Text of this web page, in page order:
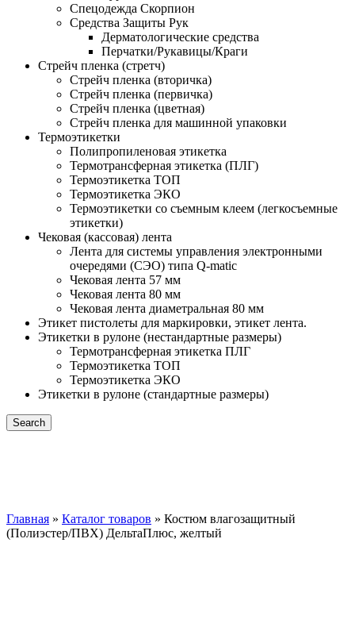
Спецодежда Скорпион
Средства Защиты Рук
Дерматологические средства
Перчатки/Рукавицы/Краги
Стрейч пленка (стретч)
Стрейч пленка (вторичка)
Стрейч пленка (первичка)
Стрейч пленка (цветная)
Стрейч пленка для машинной упаковки
Термоэтикетки
Полипропиленовая этикетка
Термотрансферная этикетка (ПЛГ)
Термоэтикетка ТОП
Термоэтикетка ЭКО
Термоэтикетки со съемным клеем (легкосъемные
этикетки)
Чековая (кассовая) лента
Лента для системы управления электронными
очередями (СЭО) типа Q-matic
Чековая лента 57 мм
Чековая лента 80 мм
Чековая лента диаметральная 80 мм
Этикет пистолеты для маркировки, этикет лента.
Этикетки в рулоне (нестандартные размеры)
Термотрансферная этикетка ПЛГ
Термоэтикетка ТОП
Термоэтикетка ЭКО
Этикетки в рулоне (стандартные размеры)
Search
Главная » Каталог товаров » Костюм влагозащитный
(Полиэстер/ПВХ) ДельтаПлюс, желтый